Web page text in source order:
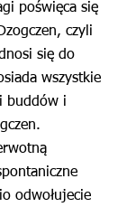
poświęca się
czyli
się do
wszystkie
buddów i
odwołujecie